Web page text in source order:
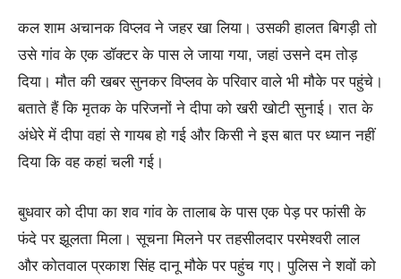
कल शाम अचानक विप्लव ने जहर खा लिया। उसकी हालत बिगड़ी तो
उसे गांव के एक डॉक्टर के पास ले जाया गया, जहां उसने दम तोड़
दिया। मौत की खबर सुनकर विप्लव के परिवार वाले भी मौके पर पहुंचे।
बताते हैं कि मृतक के परिजनों ने दीपा को खरी खोटी सुनाई। रात के
अंधेरे में दीपा वहां से गायब हो गई और किसी ने इस बात पर ध्यान नहीं
दिया कि वह कहां चली गई।
बुधवार को दीपा का शव गांव के तालाब के पास एक पेड़ पर फांसी के
फंदे पर झूलता मिला। सूचना मिलने पर तहसीलदार परमेश्वरी लाल
और कोतवाल प्रकाश सिंह दानू मौके पर पहुंच गए। पुलिस ने शवों को